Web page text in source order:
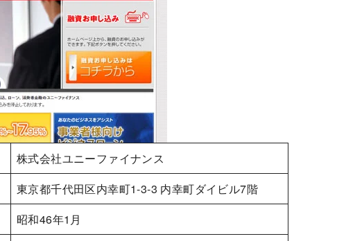
株式会社ユニーファイナンス
東京都千代田区内幸町1-3-3 内幸町ダイビル7階
昭和46年1月